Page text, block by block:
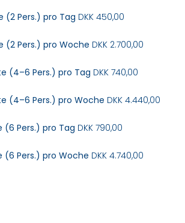
(2 Pers.) pro Tag DKK 450,00
(2 Pers.) pro Woche DKK 2.700,00
(4–6 Pers.) pro Tag DKK 740,00
(4–6 Pers.) pro Woche DKK 4.440,00
(6 Pers.) pro Tag DKK 790,00
(6 Pers.) pro Woche DKK 4.740,00